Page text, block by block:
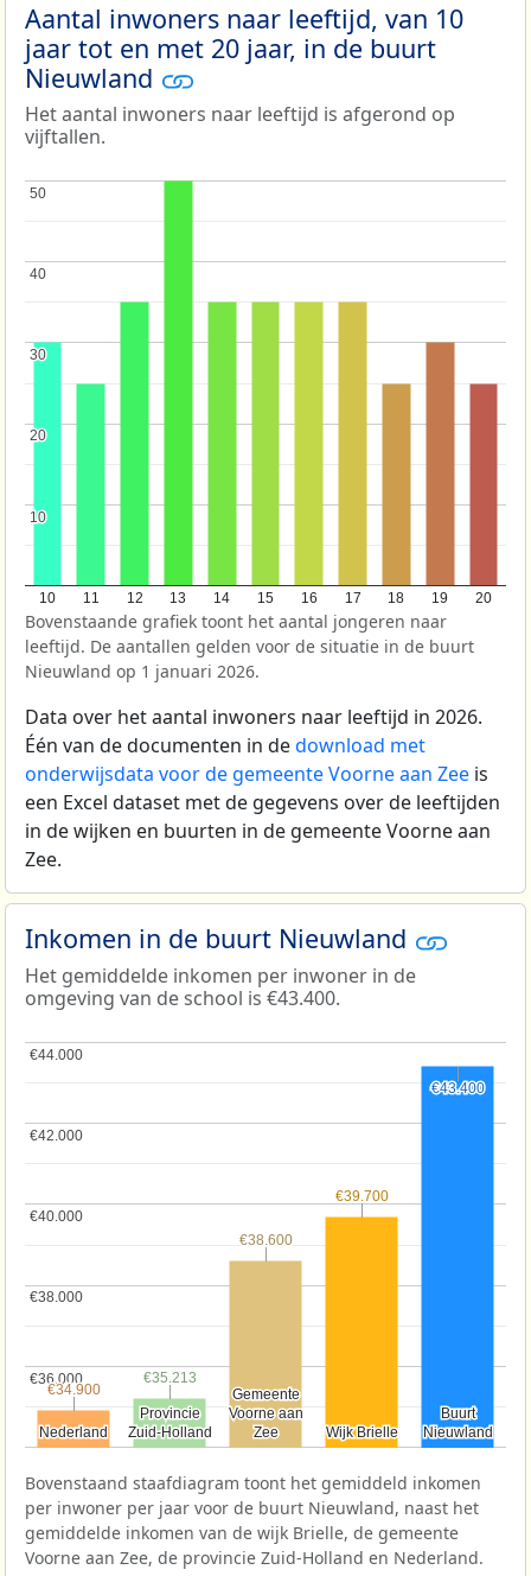
Aantal inwoners naar leeftijd, van 10
jaar tot en met 20 jaar, in de buurt
Nieuwland
Het aantal inwoners naar leeftijd is afgerond op
vijftallen.
10 11 12 13 14 15 16 17 18 19 20
10
10
20
20
30
30
40
40
50
50
Bovenstaande grafiek toont het aantal jongeren naar
leeftijd. De aantallen gelden voor de situatie in de buurt
Nieuwland op 1 januari 2026.
Data over het aantal inwoners naar leeftijd in 2026.
Één van de documenten in dedownload met
onderwijsdata voor de gemeente Voorne aan Zee is
een Excel dataset met de gegevens over de leeftijden
in de wijken en buurten in de gemeente Voorne aan
Zee.
Inkomen in de buurt Nieuwland
Het gemiddelde inkomen per inwoner in de
omgeving van de school is €43.400.
Nederland
Nederland Zuid-Holland
Zuid-Holland
Provincie
Provincie
Zee
Zee
Voorne aan
Voorne aan
Gemeente
Gemeente
Wijk Brielle
Wijk Brielle Nieuwland
Nieuwland
Buurt
Buurt
€36.000
€36.000
€38.000
€38.000
€40.000
€40.000
€42.000
€42.000
€44.000
€44.000
€34.900
€34.900
€35.213
€35.213
€38.600
€38.600
€39.700
€39.700
€43.400
€43.400
Bovenstaand staafdiagram toont het gemiddeld inkomen
per inwoner per jaar voor de buurt Nieuwland, naast het
gemiddelde inkomen van de wijk Brielle, de gemeente
Voorne aan Zee, de provincie Zuid-Holland en Nederland.